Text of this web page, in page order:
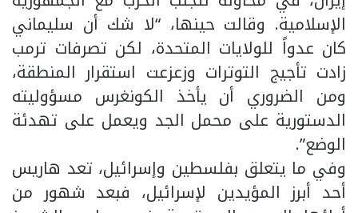
الإسلامية. وقالت حينها، “لا شك أن سليماني
كان عدواً للولايات المتحدة، لكن تصرفات ترمب
زادت تأجيج التوترات وزعزعت استقرار المنطقة،
ومن الضروري أن يأخذ الكونغرس مسؤوليته
الدستورية على محمل الجد ويعمل على تهدئة
الوضع”.
وفي ما يتعلق بفلسطين وإسرائيل، تعد هاريس
أحد أبرز المؤيدين لإسرائيل، فبعد شهور من